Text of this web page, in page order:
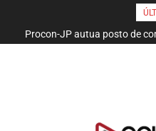
Procon-JP autua posto de
gasolina no